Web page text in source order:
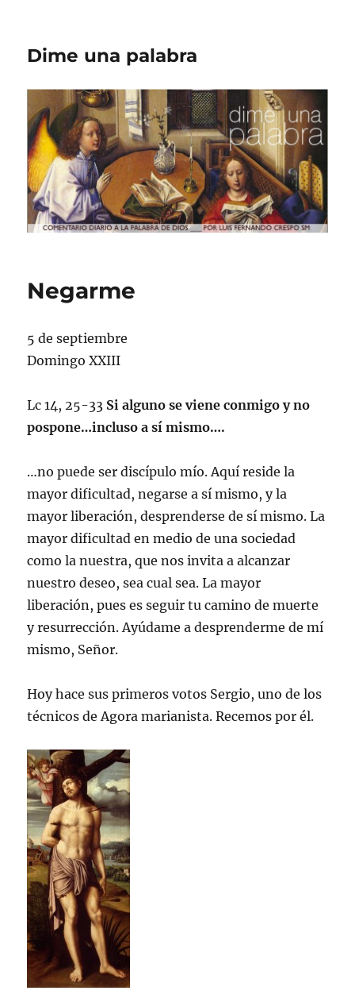
Dime una palabra
Negarme
5 de septiembre
Domingo XXIII
Lc 14, 25-33 Si alguno se viene conmigo y no
pospone…incluso a sí mismo….
…no puede ser discípulo mío. Aquí reside la
mayor dificultad, negarse a sí mismo, y la
mayor liberación, desprenderse de sí mismo. La
mayor dificultad en medio de una sociedad
como la nuestra, que nos invita a alcanzar
nuestro deseo, sea cual sea. La mayor
liberación, pues es seguir tu camino de muerte
y resurrección. Ayúdame a desprenderme de mí
mismo, Señor.
Hoy hace sus primeros votos Sergio, uno de los
técnicos de Agora marianista. Recemos por él.